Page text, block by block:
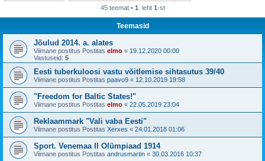
45 teemat • 1 . leht 1-st
Teemasid
Jõulud 2014. a. alates
Viimane postitus Postitas elmo « 19.12.2020 00:00
Vastuseid: 5
Eesti tuberkuloosi vastu võitlemise sihtasutus 39/40
Viimane postitus Postitas paavo9 « 12.10.2019 19:58
"Freedom for Baltic States!"
Viimane postitus Postitas elmo « 22.05.2019 23:04
Reklaammark "Vali vaba Eesti"
Viimane postitus Postitas Xerxes « 24.01.2018 01:06
Sport. Venemaa II Olümpiaad 1914
Viimane postitus Postitas andrusmartin « 30.03.2016 10:37